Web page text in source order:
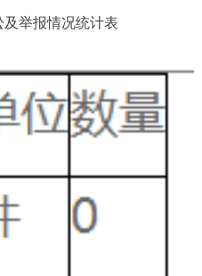
及举报情况统计表